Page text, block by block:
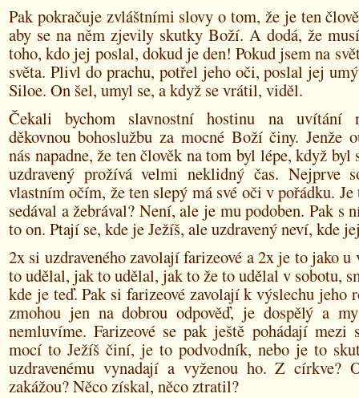
Pak pokračuje zvláštními slovy o tom, že je ten
aby se na něm zjevily skutky Boží. A dodá, že
toho, kdo jej poslal, dokud je den! Pokud jsem na
světa. Plivl do prachu, potřel jeho oči, poslal jej
Siloe. On šel, umyl se, a když se vrátil, viděl.
Čekali bychom slavnostní hostinu na uvítání
děkovnou bohoslužbu za mocné Boží činy. Jenže
nás napadne, že ten člověk na tom byl lépe, když byl
uzdravený prožívá velmi neklidný čas. Nejprve
vlastním očím, že ten slepý má své oči v pořádku.
sedával a žebrával? Není, ale je mu podoben. Pak s
to on. Ptají se, kde je Ježíš, ale uzdravený neví, kde
2x si uzdraveného zavolají farizeové a 2x je to jako
to udělal, jak to udělal, jak to že to udělal v sobotu,
kde je teď. Pak si farizeové zavolají k výslechu jeho
zmohou jen na dobrou odpověď, je dospělý a
nemluvíme. Farizeové se pak ještě pohádají mezi
mocí to Ježíš činí, je to podvodník, nebo je to
uzdravenému vynadají a vyženou ho. Z církve?
zakážou? Něco získal, něco ztratil?